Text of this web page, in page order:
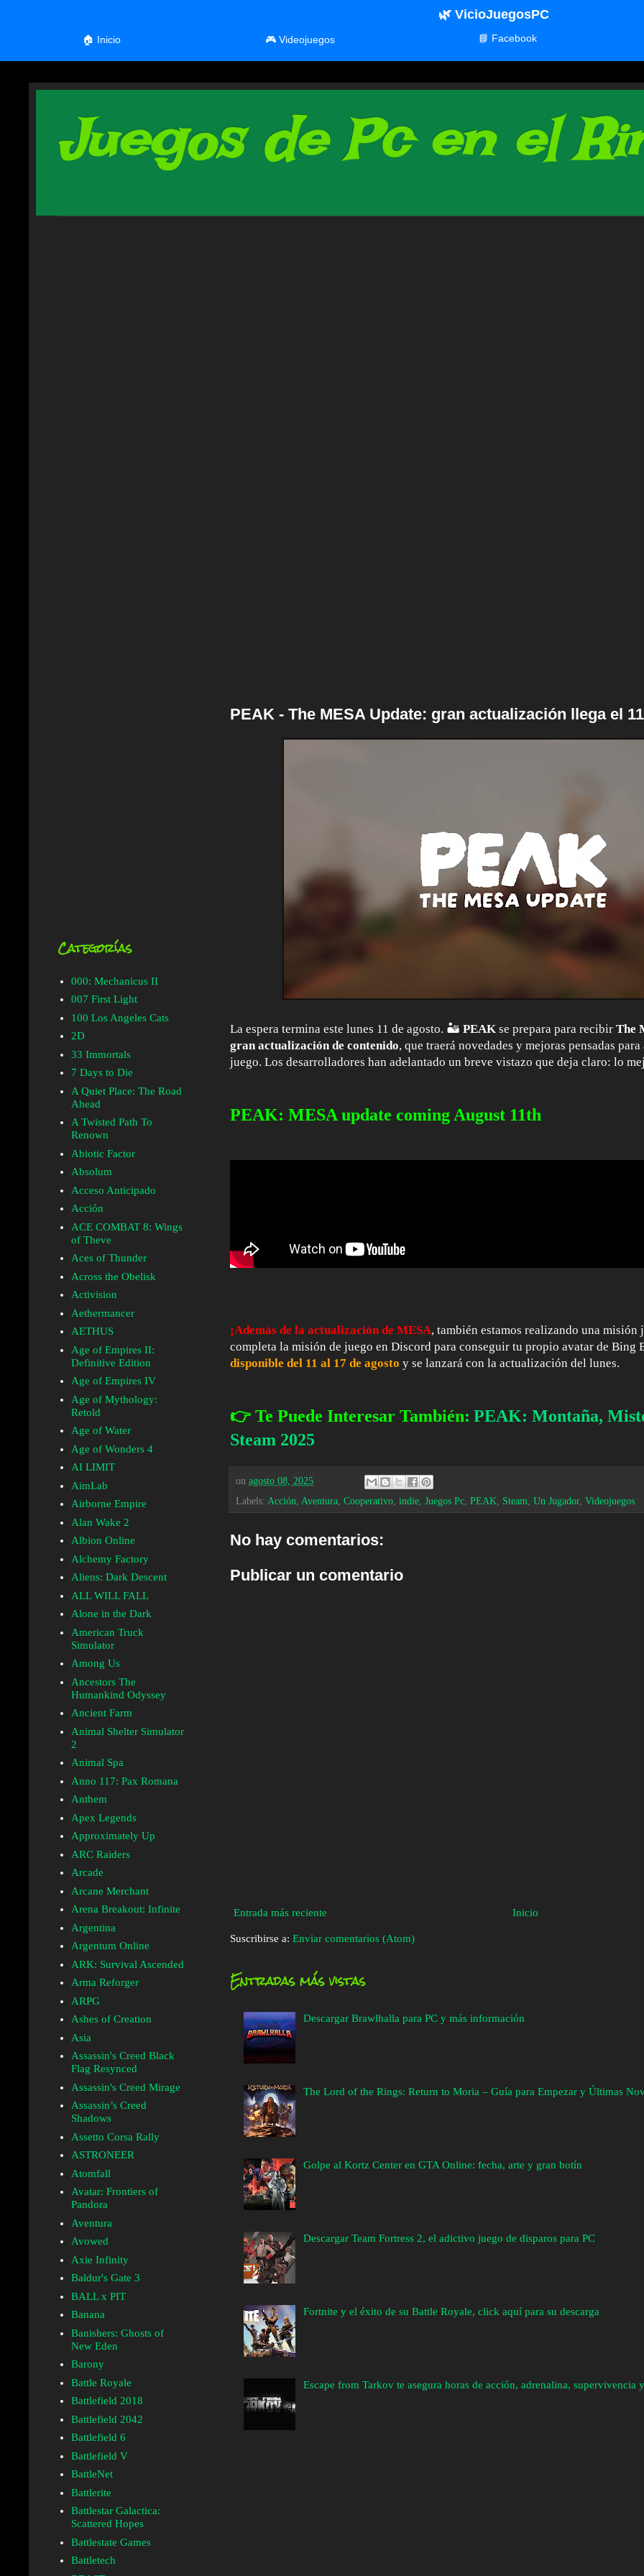
Juegos de Pc en el
🌿 VicioJuegosPC
🏠 Inicio 🎮 Videojuegos 📘 Facebook
PEAK - The MESA Update: gran actualización llega el
La espera termina este lunes 11 de agosto. 🏜️ PEAK se prepara para recibir The
gran actualización de contenido, que traerá novedades y mejoras pensadas
juego. Los desarrolladores han adelantado un breve vistazo que deja claro: lo
PEAK: MESA update coming August 11th
¡Además de la actualización de MESA, también estamos realizando una
completa la misión de juego en Discord para conseguir tu propio avatar de Bing
disponible del 11 al 17 de agosto y se lanzará con la actualización del lunes.
👉 Te Puede Interesar También: PEAK: Montaña,
Steam 2025
on agosto 08, 2025
Labels: Acción, Aventura, Cooperativo, indie, Juegos Pc, PEAK, Steam, Un Jugador, Videojuegos
No hay comentarios:
Publicar un comentario
Entrada más reciente Inicio
Suscribirse a: Enviar comentarios (Atom)
Entradas más vistas
Descargar Brawlhalla para PC y más información
The Lord of the Rings: Return to Moria – Guía para Empezar y Últimas
Golpe al Kortz Center en GTA Online: fecha, arte y gran botín
Descargar Team Fortress 2, el adictivo juego de disparos para PC
Fortnite y el éxito de su Battle Royale, click aquí para su descarga
Escape from Tarkov te asegura horas de acción, adrenalina, supervivencia
Categorías
000: Mechanicus II
007 First Light
100 Los Angeles Cats
2D
33 Immortals
7 Days to Die
A Quiet Place: The Road
Ahead
A Twisted Path To
Renown
Abiotic Factor
Absolum
Acceso Anticipado
Acción
ACE COMBAT 8: Wings
of Theve
Aces of Thunder
Across the Obelisk
Activision
Aethermancer
AETHUS
Age of Empires II:
Definitive Edition
Age of Empires IV
Age of Mythology:
Retold
Age of Water
Age of Wonders 4
AI LIMIT
AimLab
Airborne Empire
Alan Wake 2
Albion Online
Alchemy Factory
Aliens: Dark Descent
ALL WILL FALL
Alone in the Dark
American Truck
Simulator
Among Us
Ancestors The
Humankind Odyssey
Ancient Farm
Animal Shelter Simulator
2
Animal Spa
Anno 117: Pax Romana
Anthem
Apex Legends
Approximately Up
ARC Raiders
Arcade
Arcane Merchant
Arena Breakout: Infinite
Argentina
Argentum Online
ARK: Survival Ascended
Arma Reforger
ARPG
Ashes of Creation
Asia
Assassin's Creed Black
Flag Resynced
Assassin's Creed Mirage
Assassin’s Creed
Shadows
Assetto Corsa Rally
ASTRONEER
Atomfall
Avatar: Frontiers of
Pandora
Aventura
Avowed
Axie Infinity
Baldur's Gate 3
BALL x PIT
Banana
Banishers: Ghosts of
New Eden
Barony
Battle Royale
Battlefield 2018
Battlefield 2042
Battlefield 6
Battlefield V
BattleNet
Battlerite
Battlestar Galactica:
Scattered Hopes
Battlestate Games
Battletech